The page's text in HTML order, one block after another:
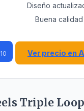
Diseño
Buena calidad
Ver precio en
Triple